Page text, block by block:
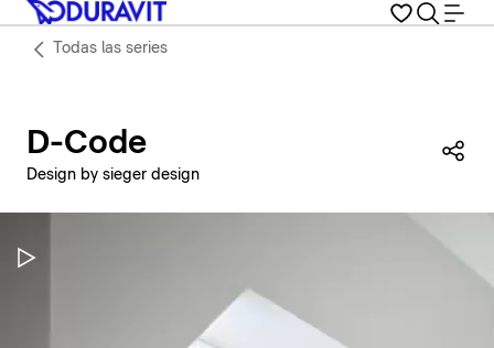
Todas las series
D-Code
Design by sieger design
Pausar vídeo